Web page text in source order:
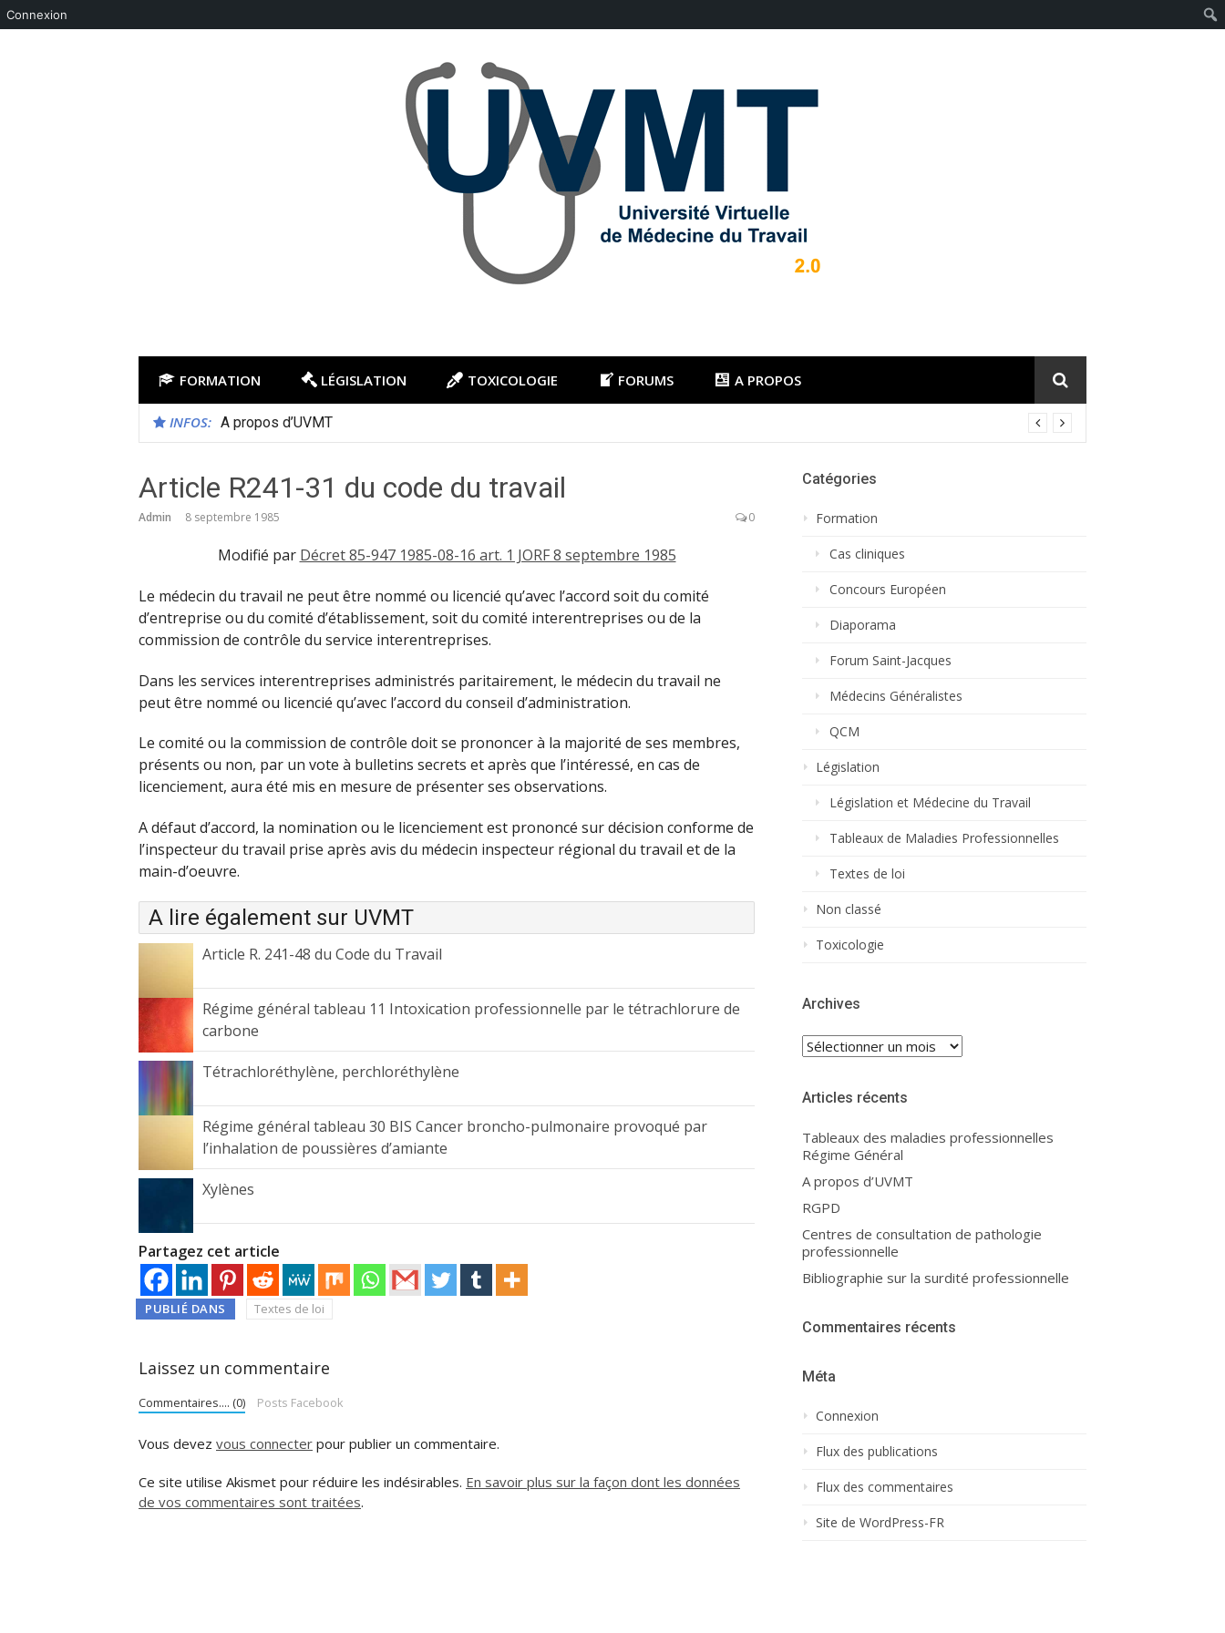
Connexion
FORMATION LÉGISLATION TOXICOLOGIE FORUMS A PROPOS
INFOS: A propos d’UVMT
Article R241-31 du code du travail
Admin 8 septembre 1985 0
Modifié par Décret 85-947 1985-08-16 art. 1 JORF 8 septembre 1985
Le médecin du travail ne peut être nommé ou licencié qu’avec l’accord soit du comité
d’entreprise ou du comité d’établissement, soit du comité interentreprises ou de la
commission de contrôle du service interentreprises.
Dans les services interentreprises administrés paritairement, le médecin du travail ne
peut être nommé ou licencié qu’avec l’accord du conseil d’administration.
Le comité ou la commission de contrôle doit se prononcer à la majorité de ses membres,
présents ou non, par un vote à bulletins secrets et après que l’intéressé, en cas de
licenciement, aura été mis en mesure de présenter ses observations.
A défaut d’accord, la nomination ou le licenciement est prononcé sur décision conforme de
l’inspecteur du travail prise après avis du médecin inspecteur régional du travail et de la
main-d’oeuvre.
A lire également sur UVMT
Article R. 241-48 du Code du Travail
Régime général tableau 11 Intoxication professionnelle par le tétrachlorure de
carbone
Tétrachloréthylène, perchloréthylène
Régime général tableau 30 BIS Cancer broncho-pulmonaire provoqué par
l’inhalation de poussières d’amiante
Xylènes
Partagez cet article
PUBLIÉ DANS Textes de loi
Laissez un commentaire
Commentaires.... (0) Posts Facebook
Vous devez vous connecter pour publier un commentaire.
Ce site utilise Akismet pour réduire les indésirables. En savoir plus sur la façon dont les données
de vos commentaires sont traitées.
Catégories
Formation
Cas cliniques
Concours Européen
Diaporama
Forum Saint-Jacques
Médecins Généralistes
QCM
Législation
Législation et Médecine du Travail
Tableaux de Maladies Professionnelles
Textes de loi
Non classé
Toxicologie
Archives
Archives
Articles récents
Tableaux des maladies professionnelles
Régime Général
A propos d’UVMT
RGPD
Centres de consultation de pathologie
professionnelle
Bibliographie sur la surdité professionnelle
Commentaires récents
Méta
Connexion
Flux des publications
Flux des commentaires
Site de WordPress-FR